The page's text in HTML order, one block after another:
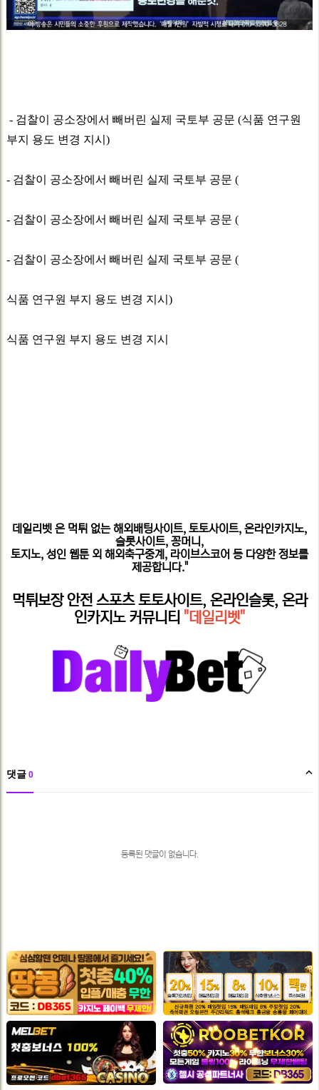
- 검찰이 공소장에서 빼버린 실제 국토부 공문 (식품 연구원
부지 용도 변경 지시)
- 검찰이 공소장에서 빼버린 실제 국토부 공문 (
- 검찰이 공소장에서 빼버린 실제 국토부 공문 (
- 검찰이 공소장에서 빼버린 실제 국토부 공문 (
식품 연구원 부지 용도 변경 지시)
식품 연구원 부지 용도 변경 지시
데일리벳 은 먹튀 없는 해외배팅사이트, 토토사이트, 온라인카지노,
슬롯사이트, 꽁머니,
토지노, 성인 웹툰 외 해외축구중계, 라이브스코어 등 다양한 정보를
제공합니다."
먹튀보장 안전 스포츠 토토사이트, 온라인슬롯, 온라
인카지노 커뮤니티 "데일리벳"
댓글 0
등록된 댓글이 없습니다.